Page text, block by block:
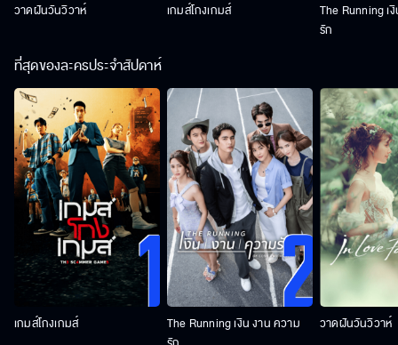
วาดฝันวันวิวาห์ เกมส์โกงเกมส์
The Running เ
รัก
ที่สุดของละครประจำสัปดาห์
เกมส์โกงเกมส์
The Running เงิน งาน ความ
วาดฝันวันวิวาห์